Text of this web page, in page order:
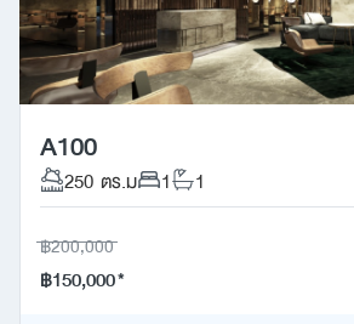
A100
250 ตร.ม 1 1
฿200,000
฿150,000*